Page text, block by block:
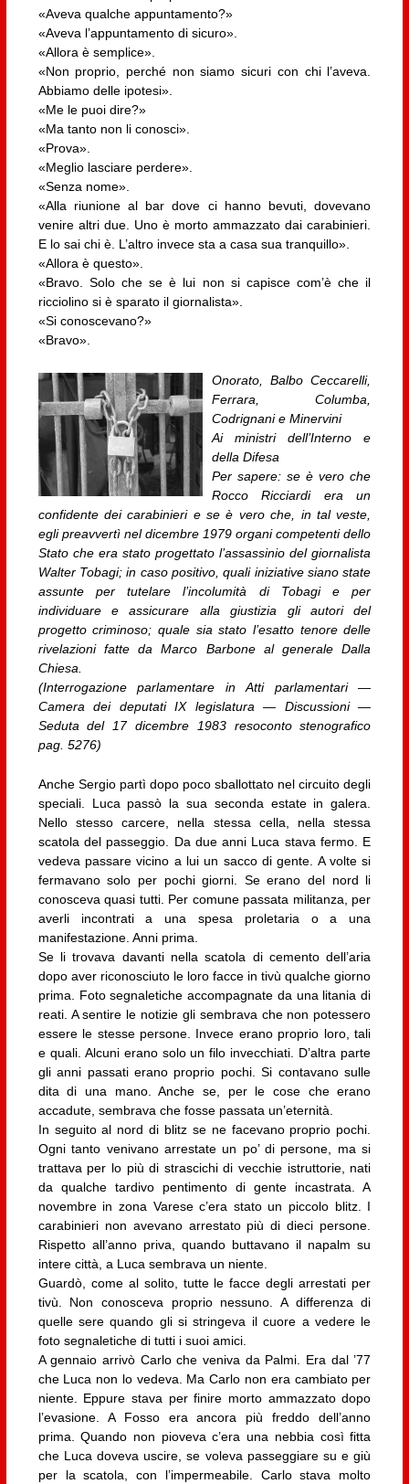
«Aveva qualche appuntamento?»
«Aveva l’appuntamento di sicuro».
«Allora è semplice».
«Non proprio, perché non siamo sicuri con chi l’aveva.
Abbiamo delle ipotesi».
«Me le puoi dire?»
«Ma tanto non li conosci».
«Prova».
«Meglio lasciare perdere».
«Senza nome».
«Alla riunione al bar dove ci hanno bevuti, dovevano
venire altri due. Uno è morto ammazzato dai carabinieri.
E lo sai chi è. L’altro invece sta a casa sua tranquillo».
«Allora è questo».
«Bravo. Solo che se è lui non si capisce com’è che il
ricciolino si è sparato il giornalista».
«Si conoscevano?»
«Bravo».
Onorato, Balbo Ceccarelli,
Ferrara, Columba,
Codrignani e Minervini
Ai ministri dell’Interno e
della Difesa
Per sapere: se è vero che
Rocco Ricciardi era un
confidente dei carabinieri e se è vero che, in tal veste,
egli preavvertì nel dicembre 1979 organi competenti dello
Stato che era stato progettato l’assassinio del giornalista
Walter Tobagi; in caso positivo, quali iniziative siano state
assunte per tutelare l’incolumità di Tobagi e per
individuare e assicurare alla giustizia gli autori del
progetto criminoso; quale sia stato l’esatto tenore delle
rivelazioni fatte da Marco Barbone al generale Dalla
Chiesa.
(Interrogazione parlamentare in Atti parlamentari —
Camera dei deputati IX legislatura — Discussioni —
Seduta del 17 dicembre 1983 resoconto stenografico
pag. 5276)
Anche Sergio partì dopo poco sballottato nel circuito degli
speciali. Luca passò la sua seconda estate in galera.
Nello stesso carcere, nella stessa cella, nella stessa
scatola del passeggio. Da due anni Luca stava fermo. E
vedeva passare vicino a lui un sacco di gente. A volte si
fermavano solo per pochi giorni. Se erano del nord li
conosceva quasi tutti. Per comune passata militanza, per
averli incontrati a una spesa proletaria o a una
manifestazione. Anni prima.
Se li trovava davanti nella scatola di cemento dell’aria
dopo aver riconosciuto le loro facce in tivù qualche giorno
prima. Foto segnaletiche accompagnate da una litania di
reati. A sentire le notizie gli sembrava che non potessero
essere le stesse persone. Invece erano proprio loro, tali
e quali. Alcuni erano solo un filo invecchiati. D’altra parte
gli anni passati erano proprio pochi. Si contavano sulle
dita di una mano. Anche se, per le cose che erano
accadute, sembrava che fosse passata un’eternità.
In seguito al nord di blitz se ne facevano proprio pochi.
Ogni tanto venivano arrestate un po’ di persone, ma si
trattava per lo più di strascichi di vecchie istruttorie, nati
da qualche tardivo pentimento di gente incastrata. A
novembre in zona Varese c’era stato un piccolo blitz. I
carabinieri non avevano arrestato più di dieci persone.
Rispetto all’anno priva, quando buttavano il napalm su
intere città, a Luca sembrava un niente.
Guardò, come al solito, tutte le facce degli arrestati per
tivù. Non conosceva proprio nessuno. A differenza di
quelle sere quando gli si stringeva il cuore a vedere le
foto segnaletiche di tutti i suoi amici.
A gennaio arrivò Carlo che veniva da Palmi. Era dal ’77
che Luca non lo vedeva. Ma Carlo non era cambiato per
niente. Eppure stava per finire morto ammazzato dopo
l’evasione. A Fosso era ancora più freddo dell’anno
prima. Quando non pioveva c’era una nebbia così fitta
che Luca doveva uscire, se voleva passeggiare su e giù
per la scatola, con l’impermeabile. Carlo stava molto